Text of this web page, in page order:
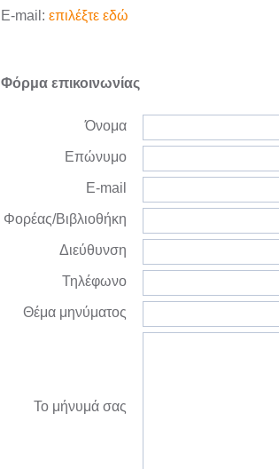
E-mail: επιλέξτε εδώ
Φόρμα επικοινωνίας
Όνομα
Επώνυμο
E-mail
Φορέας/Βιβλιοθήκη
Διεύθυνση
Τηλέφωνο
Θέμα μηνύματος
Το μήνυμά σας